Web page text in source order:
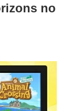
no